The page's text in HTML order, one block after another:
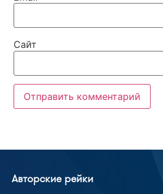
Сайт
Авторские рейки